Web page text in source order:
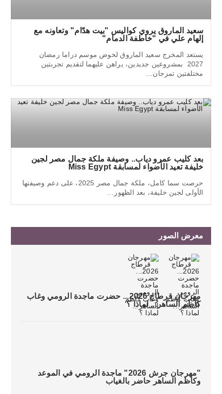
سعيد الماروق يروي كواليس "بيت هدّام" وتعاونه مع
إلهام علي في "خاطفة الدمام"
يستعد المخرج سعيد الماروق لخوض موسم دراما رمضان
2027 بمشروعين جديدين، يراهن عليهما لتقديم تجربتين
مختلفتين تمزجان…
بعد كليب عمرو دياب.. وصيفة ملكة جمال مصر لجين
خليفة تعيد الأضواء لمسابقة Miss Egypt
حرصت سما كامل، ملكة جمال مصر 2025، على دعم وصيفتها
الأولى لجين خليفة، بعد الظهور…
معرض الصور
مهرجان قرطاج 2026... حضرت ماجدة الرومي وغاب
كاظم الساهر... لماذا ؟
"مهرجان جرش 2026" ماجدة الرومي في الموعد
وكاظم الساهر حاضر بالغياب